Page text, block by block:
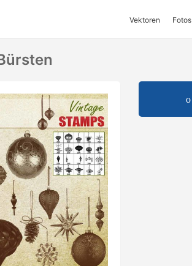
Vektoren Fotos